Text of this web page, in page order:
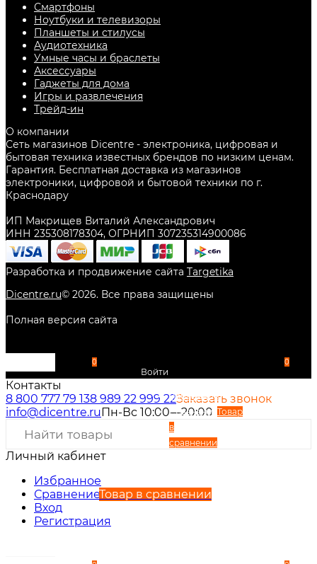
Смартфоны
Ноутбуки и телевизоры
Планшеты и стилусы
Аудиотехника
Умные часы и браслеты
Аксессуары
Гаджеты для дома
Игры и развлечения
Трейд-ин
О компании
Сеть магазинов Dicentre - электроника, цифровая и
бытовая техника известных брендов по низким ценам.
Гарантия. Бесплатная доставка из магазинов
электроники, цифровой и бытовой техники по г.
Краснодару
ИП Макрищев Виталий Александрович
ИНН 235308178304, ОГРНИП 307235314900086
Разработка и продвижение сайта Targetika
Dicentre.ru© 2026. Все права защищены
Полная версия сайта
0
Войти
Избранное
Сравнение Товар
в
сравнении
0
Контакты
8 800 777 79 138 989 22 999 22Заказать звонок
info@dicentre.ruПн-Вс 10:00—20:00
Личный кабинет
Избранное
СравнениеТовар в сравнении
Вход
Регистрация